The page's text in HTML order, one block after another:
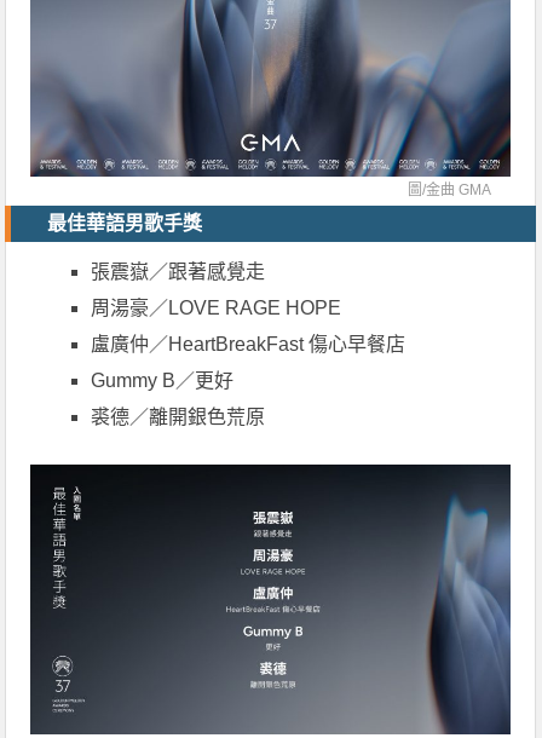
圖/金曲 GMA
最佳華語男歌手獎
張震嶽／跟著感覺走
周湯豪／LOVE RAGE HOPE
盧廣仲／HeartBreakFast 傷心早餐店
Gummy B／更好
裘德／離開銀色荒原